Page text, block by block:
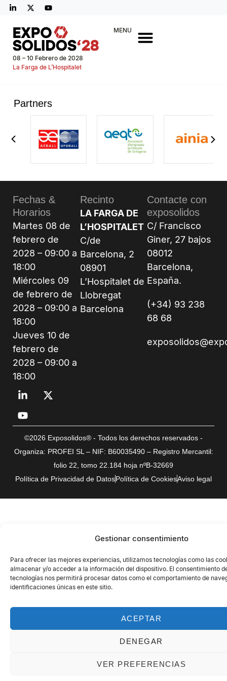
Gestionar consentimiento
Para ofrecer las mejores experiencias, utilizamos tecnologías como las
almacenar y/o acceder a la información del dispositivo. El consentimiento
tecnologías nos permitirá procesar datos como el comportamiento de
identificaciones únicas en este sitio.
ACEPTAR
DENEGAR
VER PREFERENCIAS
08 – 10 Febrero de 2028
La Farga de L’Hospitalet
MENU
Partners
Fechas &
Horarios
Martes 08 de
febrero de
2028 – 09:00 a
18:00
Miércoles 09
de febrero de
2028 – 09:00 a
18:00
Jueves 10 de
febrero de
2028 – 09:00 a
18:00
Recinto
LA FARGA DE
L’HOSPITALET
C/de
Barcelona, 2
08901
L’Hospitalet de
Llobregat
Barcelona
Contacte con
exposolidos
C/ Francisco
Giner, 27 bajos
08012
Barcelona,
España.
(+34) 93 238
68 68
©2026 Exposolidos® - Todos los derechos reservados -
Organiza: PROFEI SL – NIF: B60035490 – Registro Mercantil:
folio 22, tomo 22.184 hoja nºB-32669
Política de Privacidad de DatosPolítica de CookiesAviso legal